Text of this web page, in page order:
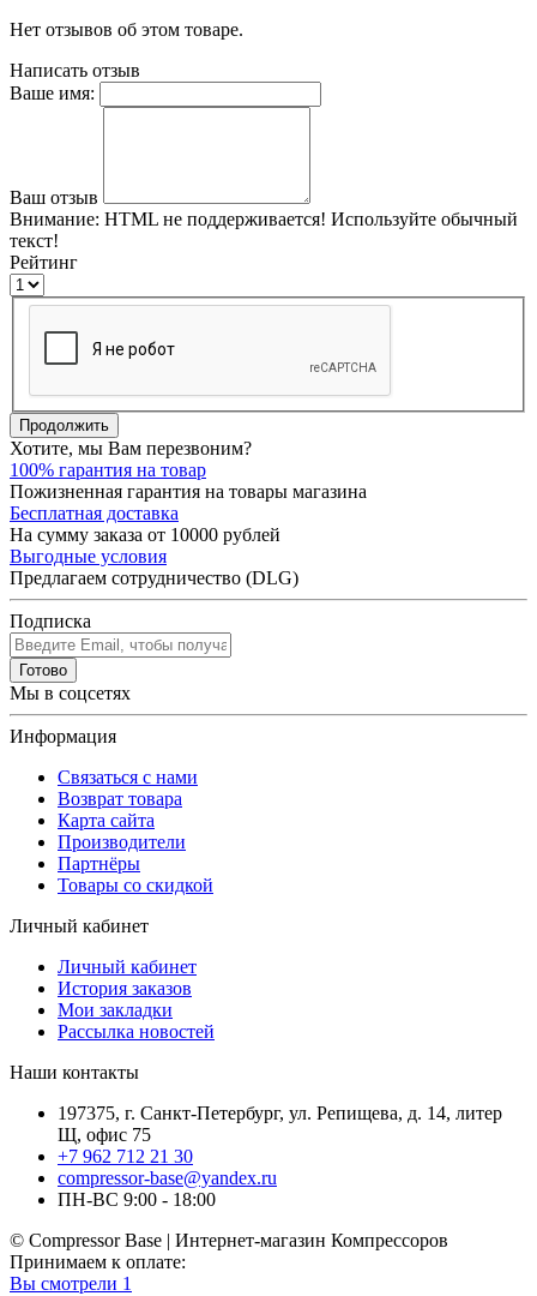
Нет отзывов об этом товаре.
Написать отзыв
Ваше имя:
Ваш отзыв
Внимание: HTML не поддерживается! Используйте обычный
текст!
Рейтинг
Продолжить
Хотите, мы Вам перезвоним?
100% гарантия на товар
Пожизненная гарантия на товары магазина
Бесплатная доставка
На сумму заказа от 10000 рублей
Выгодные условия
Предлагаем сотрудничество (DLG)
Подписка
Готово
Мы в соцсетях
Информация
Связаться с нами
Возврат товара
Карта сайта
Производители
Партнёры
Товары со скидкой
Личный кабинет
Личный кабинет
История заказов
Мои закладки
Рассылка новостей
Наши контакты
197375, г. Санкт-Петербург, ул. Репищева, д. 14, литер
Щ, офис 75
+7 962 712 21 30
compressor-base@yandex.ru
ПН-ВС 9:00 - 18:00
© Compressor Base | Интернет-магазин Компрессоров
Принимаем к оплате:
Вы смотрели 1